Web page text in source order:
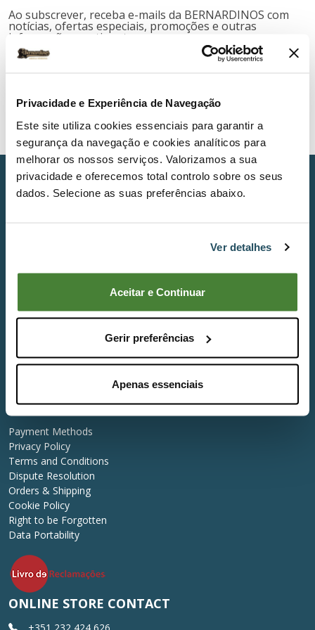
Privacidade e Experiência de Navegação
Este site utiliza cookies essenciais para garantir a
segurança da navegação e cookies analíticos para
melhorar os nossos serviços. Valorizamos a sua
privacidade e oferecemos total controlo sobre os seus
dados. Selecione as suas preferências abaixo.
Ver detalhes
Aceitar e Continuar
Gerir preferências
Apenas essenciais
Ao subscrever, receba e-mails da BERNARDINOS com
notícias, ofertas especiais, promoções e outras
informações pertinentes.
I have read and accept the terms and conditions
relating to subscribing to the Newsletter.
Main Categories
Vehicles
Who We Are
Useful Links
Payment Methods
Privacy Policy
Terms and Conditions
Dispute Resolution
Orders & Shipping
Cookie Policy
Right to be Forgotten
Data Portability
ONLINE STORE CONTACT